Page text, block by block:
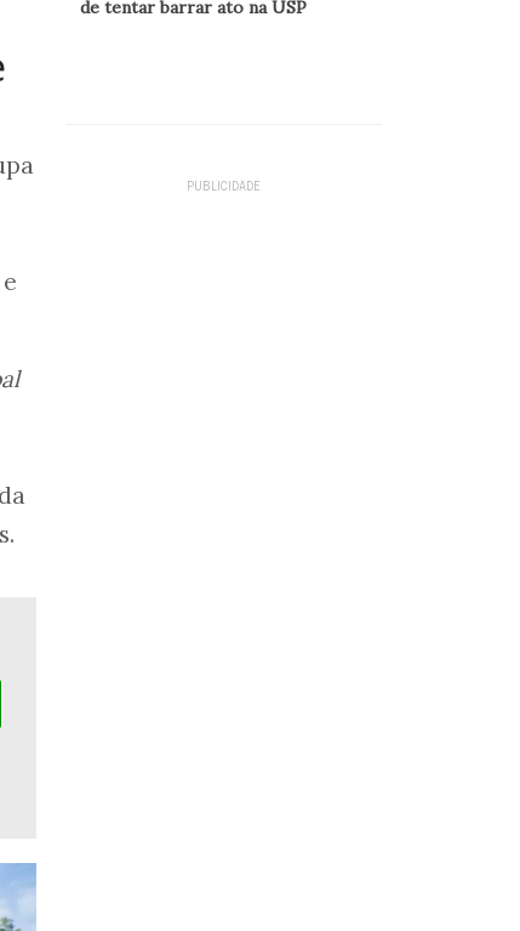
de tentar barrar ato na USP